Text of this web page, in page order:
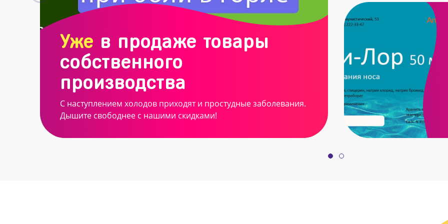
Уже в продаже товары
собственного
производства
С наступлением холодов приходят и простудные заболевания.
Дышите свободнее с нашими скидками!